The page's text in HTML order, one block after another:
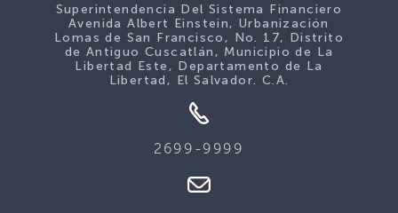
Superintendencia Del Sistema Financiero
Avenida Albert Einstein, Urbanización
Lomas de San Francisco, No. 17, Distrito
de Antiguo Cuscatlán, Municipio de La
Libertad Este, Departamento de La
Libertad, El Salvador. C.A.
2699-9999